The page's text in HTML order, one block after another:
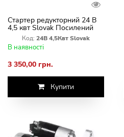
Стартер редукторний 24 В
4,5 квт Slovak Посилений
(МТЗ, ЮМЗ, Т-40)
Код: 24В 4,5Квт Slovak
В наявності
3 350,00 грн.
Купити